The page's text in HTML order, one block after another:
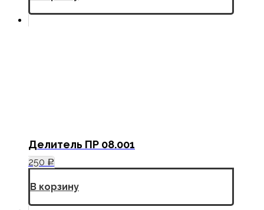
Делитель ПР 08.001
250 Р
В корзину